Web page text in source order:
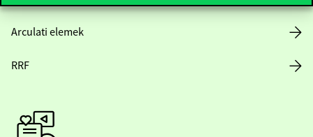
Arculati elemek
RRF